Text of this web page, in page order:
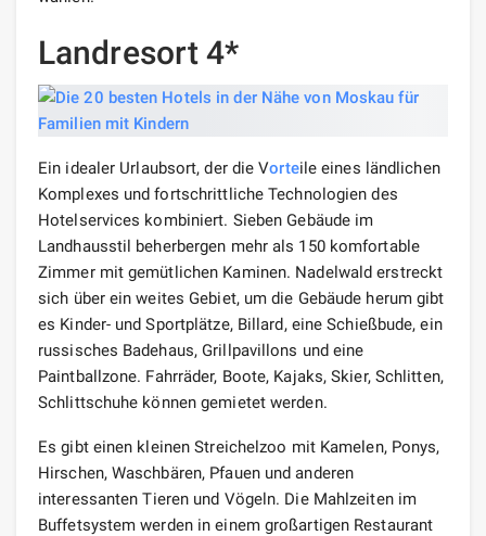
Landresort 4*
Ein idealer Urlaubsort, der die Vorteile eines ländlichen
Komplexes und fortschrittliche Technologien des
Hotelservices kombiniert. Sieben Gebäude im
Landhausstil beherbergen mehr als 150 komfortable
Zimmer mit gemütlichen Kaminen. Nadelwald erstreckt
sich über ein weites Gebiet, um die Gebäude herum gibt
es Kinder- und Sportplätze, Billard, eine Schießbude, ein
russisches Badehaus, Grillpavillons und eine
Paintballzone. Fahrräder, Boote, Kajaks, Skier, Schlitten,
Schlittschuhe können gemietet werden.
Es gibt einen kleinen Streichelzoo mit Kamelen, Ponys,
Hirschen, Waschbären, Pfauen und anderen
interessanten Tieren und Vögeln. Die Mahlzeiten im
Buffetsystem werden in einem großartigen Restaurant